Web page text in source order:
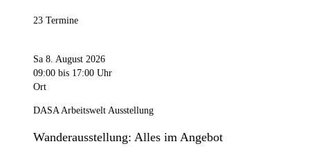
23 Termine
Sa 8. August 2026
09:00 bis 17:00 Uhr
Ort
DASA Arbeitswelt Ausstellung
Wanderausstellung: Alles im Angebot